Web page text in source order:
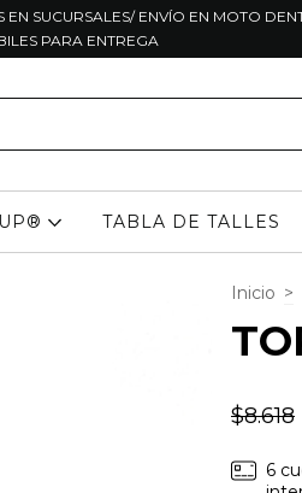
SUCURSALES/ ENVÍO EN MOTO
PARA ENTREGA
UP® TABLA DE TALLES
Inicio >
$8.618
6